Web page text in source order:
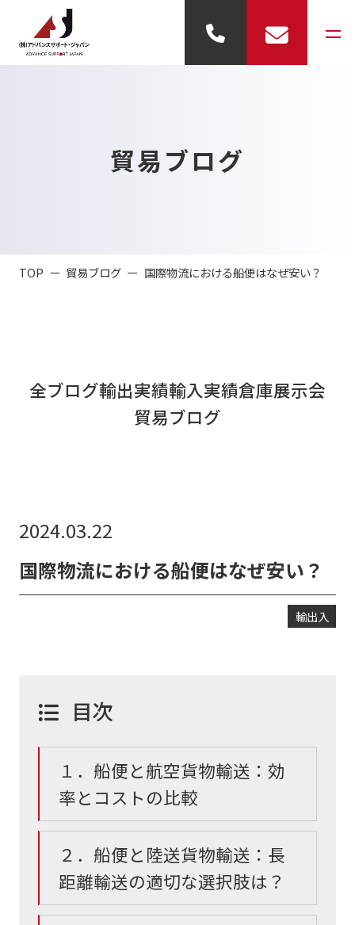
- 輸出代行
お知らせ
貿易ブログ
TOP 貿易ブログ 国際物流における船便はなぜ安い？
全ブログ輸出実績輸入実績倉庫展示会
貿易ブログ
2024.03.22
国際物流における船便はなぜ安い？
輸出入
目次
１．船便と航空貨物輸送：効
率とコストの比較
２．船便と陸送貨物輸送：長
距離輸送の適切な選択肢は？